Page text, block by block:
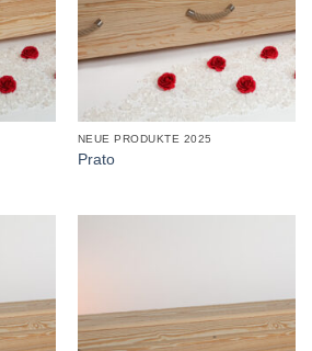
NEUE PRODUKTE 2025
Prato